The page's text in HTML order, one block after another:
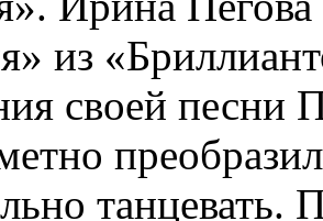
из
своей песни
танцевать.